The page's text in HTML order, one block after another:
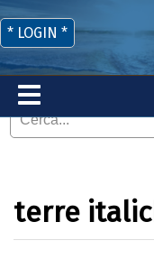
* LOGIN *
terre